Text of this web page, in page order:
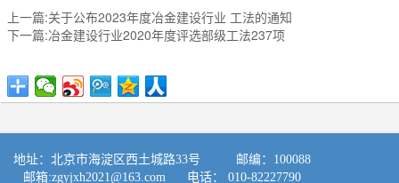
上一篇:关于公布2023年度冶金建设行业 工法的通知
下一篇:冶金建设行业2020年度评选部级工法237项
地址：北京市海淀区西土城路33号 邮编：100088
邮箱:zgyjxh2021@163.com 电话： 010-82227790